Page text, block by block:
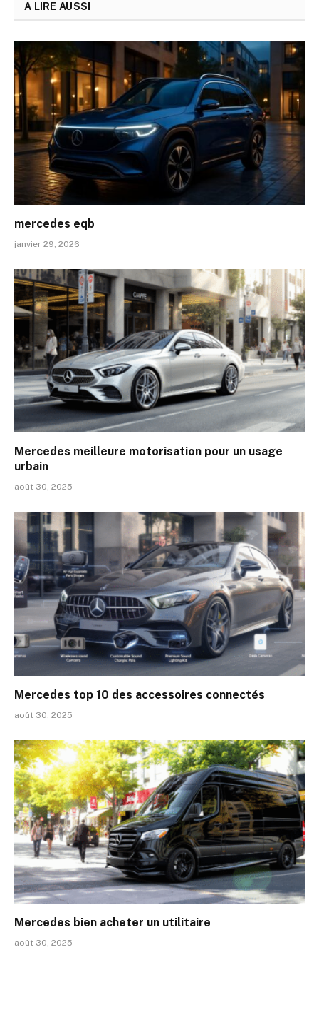
A LIRE AUSSI
mercedes eqb
janvier 29, 2026
Mercedes meilleure motorisation pour un usage
urbain
août 30, 2025
Mercedes top 10 des accessoires connectés
août 30, 2025
Mercedes bien acheter un utilitaire
août 30, 2025